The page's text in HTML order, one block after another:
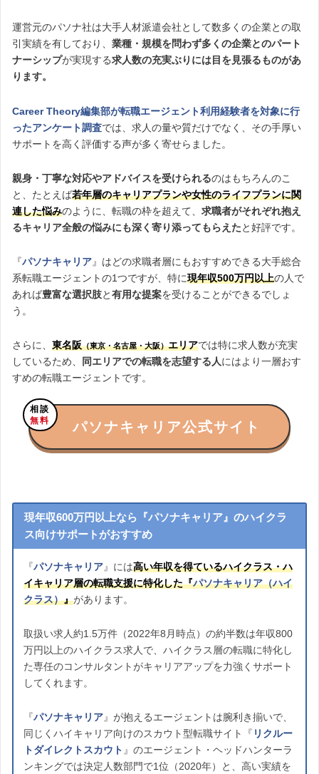
運営元のパソナ社は大手人材派遣会社として数多くの企業との取
引実績を有しており、 業種・規模を問わず多くの企業とのパート
ナーシップが実現する求人数の充実ぶりには目を見張るものがあ
ります。
Career Theory編集部が転職エージェント利用経験者を対象に行
ったアンケート調査では、求人の量や質だけでなく、その手厚い
サポートを高く評価する声が多く寄せらました。
親身・丁寧な対応やアドバイスを受けられるのはもちろんのこ
と、たとえば若年層のキャリアプランや女性のライフプランに関
連した悩みのように、転職の枠を超えて、 求職者がそれぞれ抱え
るキャリア全般の悩みにも深く寄り添ってもらえたと好評です。
『パソナキャリア』はどの求職者層にもおすすめできる大手総合
系転職エージェントの1つですが、特に現年収500万円以上の人で
あれば豊富な選択肢と有用な提案を受けることができるでしょ
う。
さらに、 東名阪（東京・名古屋・大阪）エリアでは特に求人数が充実
しているため、
同エリアでの転職を志望する人にはより一層おす
すめの転職エージェントです。
相談
無料
パソナキャリア公式サイト
現年収600万円以上なら『パソナキャリア』のハイクラ
ス向けサポートがおすすめ
『パソナキャリア』には高い年収を得ているハイクラス・ハ
イキャリア層の転職支援に特化した『パソナキャリア（ハイ
クラス）』があります。
取扱い求人約1.5万件（2022年8月時点）の約半数は年収800
万円以上のハイクラス求人で、ハイクラス層の転職に特化し
た専任のコンサルタントがキャリアアップを力強くサポート
してくれます。
『パソナキャリア』が抱えるエージェントは腕利き揃いで、
同じくハイキャリア向けのスカウト型転職サイト『 リクルー
トダイレクトスカウト 』のエージェント・ヘッドハンターラ
ンキングでは決定人数部門で1位（2020年）と、高い実績を